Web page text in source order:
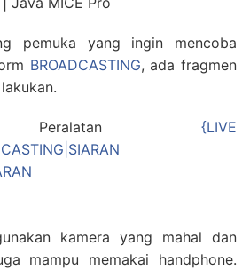
pemuka yang ingin mencoba
BROADCASTING, ada fragmen
Peralatan {LIVE
kamera yang mahal dan
mampu memakai handphone.